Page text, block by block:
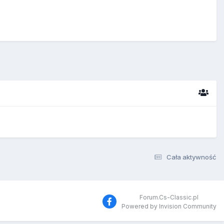
Cała aktywność
Forum.Cs-Classic.pl
Powered by Invision Community